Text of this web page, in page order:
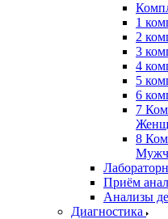
1
2
3
4
5
6
7
8
Приём
Анализы
Диагностика